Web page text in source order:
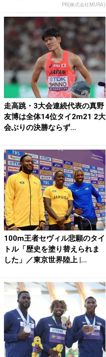
PR(株式会社MURA)
走高跳・3大会連続代表の真野
友博は全体14位タイ2m21 2大
会ぶりの決勝ならず...
100m王者セヴィル悲願のタイ
トル「歴史を塗り替えられま
した」／東京世界陸上 |...